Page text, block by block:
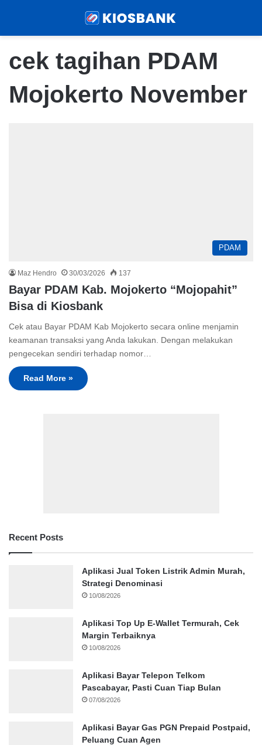
cek tagihan PDAM
Mojokerto November
PDAM
Maz Hendro 30/03/2026 137
Bayar PDAM Kab. Mojokerto “Mojopahit”
Bisa di Kiosbank
Cek atau Bayar PDAM Kab Mojokerto secara online menjamin
keamanan transaksi yang Anda lakukan. Dengan melakukan
pengecekan sendiri terhadap nomor…
Read More »
Recent Posts
Aplikasi Jual Token Listrik Admin Murah,
Strategi Denominasi
10/08/2026
Aplikasi Top Up E-Wallet Termurah, Cek
Margin Terbaiknya
10/08/2026
Aplikasi Bayar Telepon Telkom
Pascabayar, Pasti Cuan Tiap Bulan
07/08/2026
Aplikasi Bayar Gas PGN Prepaid Postpaid,
Peluang Cuan Agen